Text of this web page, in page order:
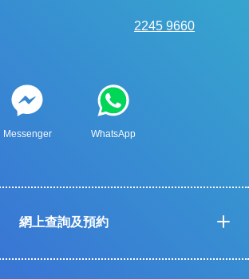
2245 9660
Messenger WhatsApp
網上查詢及預約